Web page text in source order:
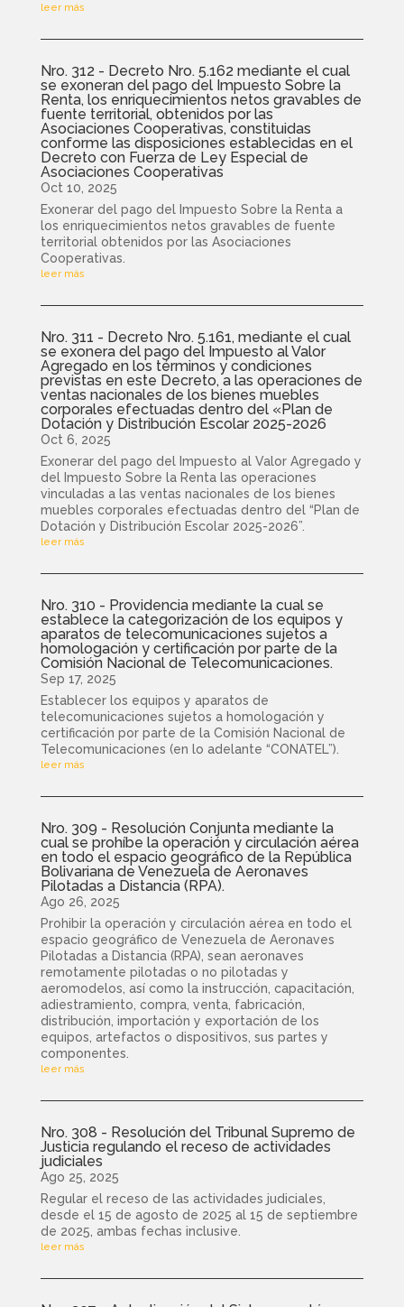
leer más
Nro. 312 - Decreto Nro. 5.162 mediante el cual
se exoneran del pago del Impuesto Sobre la
Renta, los enriquecimientos netos gravables de
fuente territorial, obtenidos por las
Asociaciones Cooperativas, constituidas
conforme las disposiciones establecidas en el
Decreto con Fuerza de Ley Especial de
Asociaciones Cooperativas
Oct 10, 2025
Exonerar del pago del Impuesto Sobre la Renta a
los enriquecimientos netos gravables de fuente
territorial obtenidos por las Asociaciones
Cooperativas.
leer más
Nro. 311 - Decreto Nro. 5.161, mediante el cual
se exonera del pago del Impuesto al Valor
Agregado en los términos y condiciones
previstas en este Decreto, a las operaciones de
ventas nacionales de los bienes muebles
corporales efectuadas dentro del «Plan de
Dotación y Distribución Escolar 2025-2026
Oct 6, 2025
Exonerar del pago del Impuesto al Valor Agregado y
del Impuesto Sobre la Renta las operaciones
vinculadas a las ventas nacionales de los bienes
muebles corporales efectuadas dentro del “Plan de
Dotación y Distribución Escolar 2025-2026”.
leer más
Nro. 310 - Providencia mediante la cual se
establece la categorización de los equipos y
aparatos de telecomunicaciones sujetos a
homologación y certificación por parte de la
Comisión Nacional de Telecomunicaciones.
Sep 17, 2025
Establecer los equipos y aparatos de
telecomunicaciones sujetos a homologación y
certificación por parte de la Comisión Nacional de
Telecomunicaciones (en lo adelante “CONATEL”).
leer más
Nro. 309 - Resolución Conjunta mediante la
cual se prohíbe la operación y circulación aérea
en todo el espacio geográfico de la República
Bolivariana de Venezuela de Aeronaves
Pilotadas a Distancia (RPA).
Ago 26, 2025
Prohibir la operación y circulación aérea en todo el
espacio geográfico de Venezuela de Aeronaves
Pilotadas a Distancia (RPA), sean aeronaves
remotamente pilotadas o no pilotadas y
aeromodelos, así como la instrucción, capacitación,
adiestramiento, compra, venta, fabricación,
distribución, importación y exportación de los
equipos, artefactos o dispositivos, sus partes y
componentes.
leer más
Nro. 308 - Resolución del Tribunal Supremo de
Justicia regulando el receso de actividades
judiciales
Ago 25, 2025
Regular el receso de las actividades judiciales,
desde el 15 de agosto de 2025 al 15 de septiembre
de 2025, ambas fechas inclusive.
leer más